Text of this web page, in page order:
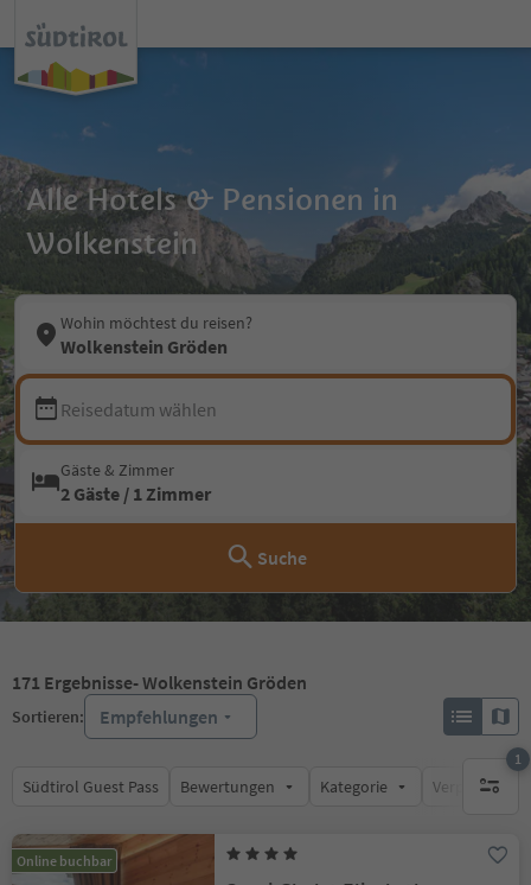
Alle Hotels & Pensionen in
Wolkenstein
Wohin möchtest du reisen?
Wolkenstein Gröden
Reisedatum wählen
Gäste & Zimmer
2 Gäste / 1 Zimmer
Suche
171 Ergebnisse- Wolkenstein Gröden
Sortieren: Empfehlungen
Südtirol Guest Pass Bewertungen Kategorie
1
1
Online buchbar